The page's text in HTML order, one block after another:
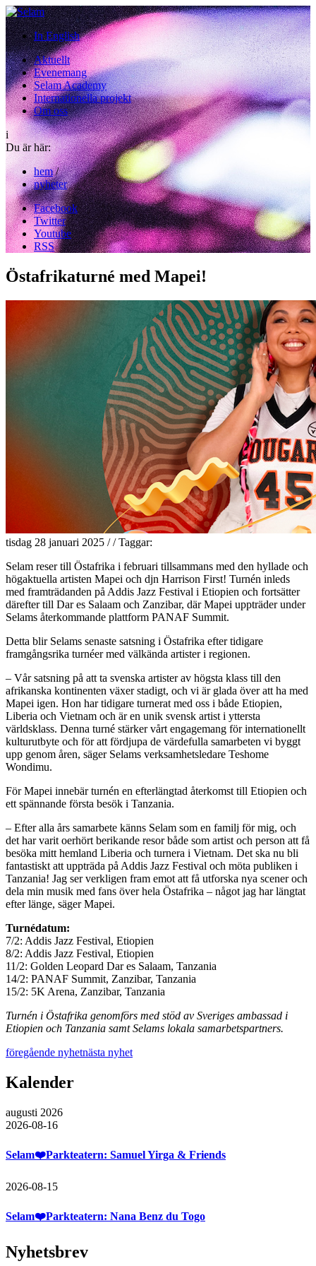
In English
Aktuellt
Evenemang
Selam Academy
Internationella projekt
Om oss
i
Du är här:
hem /
nyheter
Facebook
Twitter
Youtube
RSS
Östafrikaturné med Mapei!
tisdag 28 januari 2025 //Taggar:
Selam reser till Östafrika i februari tillsammans med den hyllade och
högaktuella artisten Mapei och djn Harrison First! Turnén inleds
med framträdanden på Addis Jazz Festival i Etiopien och fortsätter
därefter till Dar es Salaam och Zanzibar, där Mapei uppträder under
Selams återkommande plattform PANAF Summit.
Detta blir Selams senaste satsning i Östafrika efter tidigare
framgångsrika turnéer med välkända artister i regionen.
– Vår satsning på att ta svenska artister av högsta klass till den
afrikanska kontinenten växer stadigt, och vi är glada över att ha med
Mapei igen. Hon har tidigare turnerat med oss i både Etiopien,
Liberia och Vietnam och är en unik svensk artist i yttersta
världsklass. Denna turné stärker vårt engagemang för internationellt
kulturutbyte och för att fördjupa de värdefulla samarbeten vi byggt
upp genom åren, säger Selams verksamhetsledare Teshome
Wondimu.
För Mapei innebär turnén en efterlängtad återkomst till Etiopien och
ett spännande första besök i Tanzania.
– Efter alla års samarbete känns Selam som en familj för mig, och
det har varit oerhört berikande resor både som artist och person att få
besöka mitt hemland Liberia och turnera i Vietnam. Det ska nu bli
fantastiskt att uppträda på Addis Jazz Festival och möta publiken i
Tanzania! Jag ser verkligen fram emot att få utforska nya scener och
dela min musik med fans över hela Östafrika – något jag har längtat
efter länge, säger Mapei.
Turnédatum:
7/2: Addis Jazz Festival, Etiopien
8/2: Addis Jazz Festival, Etiopien
11/2: Golden Leopard Dar es Salaam, Tanzania
14/2: PANAF Summit, Zanzibar, Tanzania
15/2: 5K Arena, Zanzibar, Tanzania
Turnén i Östafrika genomförs med stöd av Sveriges ambassad i
Etiopien och Tanzania samt Selams lokala samarbetspartners.
föregående nyhetnästa nyhet
Kalender
augusti 2026
2026-08-16
Selam❤️Parkteatern: Samuel Yirga & Friends
2026-08-15
Selam❤️Parkteatern: Nana Benz du Togo
Nyhetsbrev